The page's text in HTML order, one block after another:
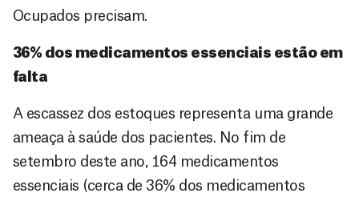
Ocupados precisam.
36% dos medicamentos essenciais estão em
falta
A escassez dos estoques representa uma grande
ameaça à saúde dos pacientes. No fim de
setembro deste ano, 164 medicamentos
essenciais (cerca de 36% dos medicamentos